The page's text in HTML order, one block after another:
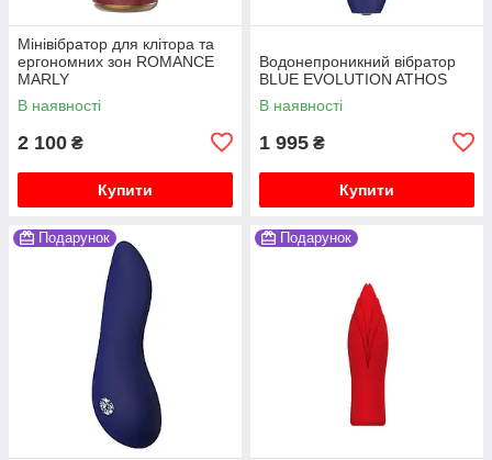
Мінівібратор для клітора та
ергономних зон ROMANCE
MARLY
В наявності
2 100 ₴
Купити
Водонепроникний вібратор
BLUE EVOLUTION ATHOS
В наявності
1 995 ₴
Купити
Подарунок Подарунок